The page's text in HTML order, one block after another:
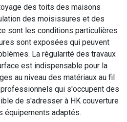
des toits des maisons
des moisissures et des
sont les conditions particulières
sont exposées qui peuvent
La régularité des travaux
est indispensable pour la
au niveau des matériaux au fil
qui s'occupent des
de s'adresser à HK couverture
équipements adaptés.